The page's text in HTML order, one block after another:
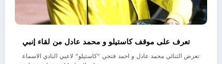
تعرف على موقف كاستيلو و محمد عادل من لقاء إنبي
تعرض الثنائي محمد عادل و احمد فتحي "كاستيلو" لاعبي النادي الاسماع